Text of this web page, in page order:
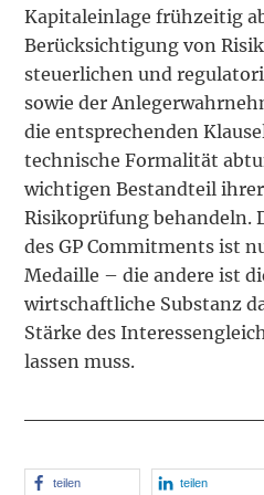
Kapitaleinlage frühzeitig
Berücksichtigung von
steuerlichen und
sowie der
die entsprechenden
technische Formalität
wichtigen Bestandteil
Risikoprüfung behandeln.
des GP Commitments ist
Medaille – die andere ist
wirtschaftliche Substanz
Stärke des
lassen muss.
teilen teilen